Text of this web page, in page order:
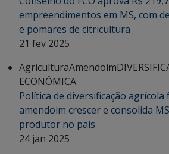
empreendimentos em MS, com
e pomares de citricultura
21 fev 2025
AgriculturaAmendoim
ECONÔMICA
Política de diversificação agrícola
amendoim crescer e consolida
produtor no país
24 jan 2025